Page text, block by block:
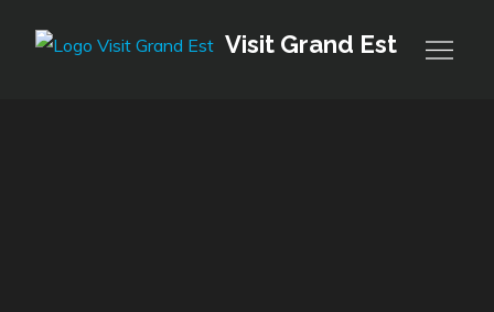
Visit Grand Est